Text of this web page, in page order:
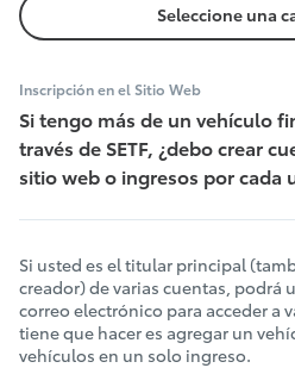
Seleccione una
Inscripción en el Sitio Web
Si tengo más de un vehículo
través de SETF, ¿debo crear
sitio web o ingresos por cada
Si usted es el titular principal
creador) de varias cuentas, podrá
correo electrónico para acceder a
tiene que hacer es agregar un
vehículos en un solo ingreso.